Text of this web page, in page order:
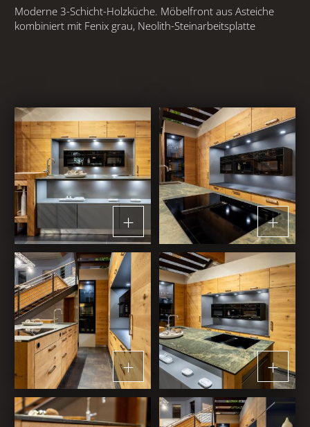
REFERENZEN
KONTAKT
AGB
IMPRESSUM
DATENSCHUTZ
Moderne 3-Schicht-Holzküche. Möbelfront aus Asteiche
kombiniert mit Fenix grau, Neolith-Steinarbeitsplatte